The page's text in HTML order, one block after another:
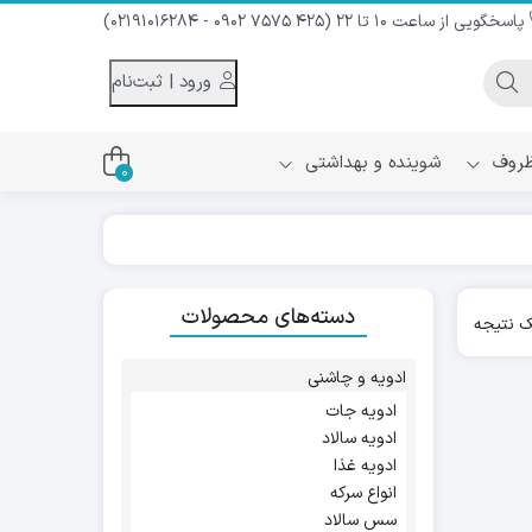
پاسخگویی از ساعت 10 تا 22 (425 7575 0902 - 02191016284)
سرد
شوینده و بهداشتی 0
نتیجه دسته‌های محصولات
ادویه و چاشنی
ادویه جات
ادویه سالاد
ادویه غذا
انواع سرکه
سس سالاد